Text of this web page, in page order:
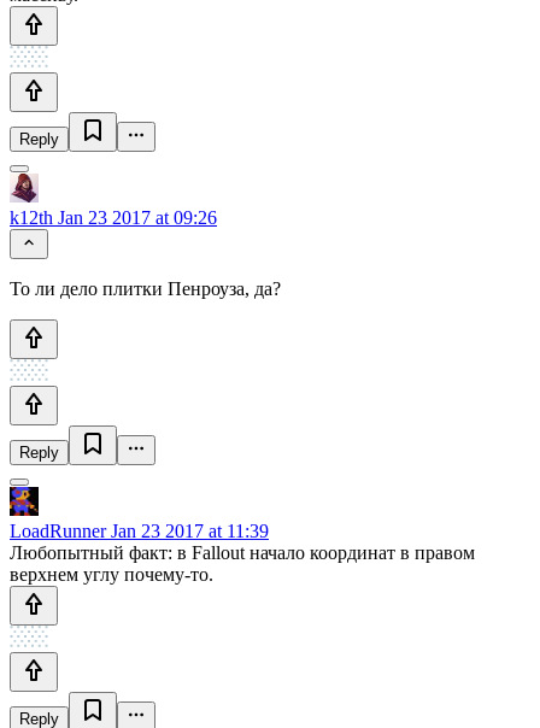
Reply
k12th Jan 23 2017 at 09:26
То ли дело плитки Пенроуза, да?
Reply
LoadRunnerJan 23 2017 at 11:39
Любопытный факт: в Fallout начало координат в правом
верхнем углу почему-то.
Reply